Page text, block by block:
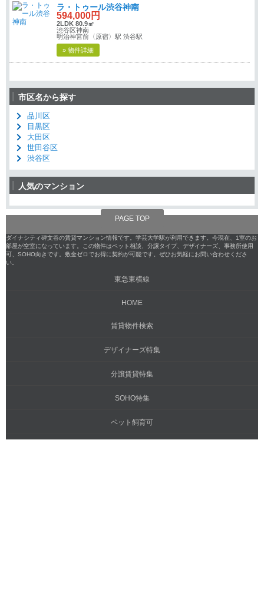
ラ・トゥール渋谷神南
594,000円
2LDK 80.9㎡
渋谷区神南
明治神宮前〈原宿〉駅 渋谷駅
» 物件詳細
市区名から探す
品川区
目黒区
大田区
世田谷区
渋谷区
人気のマンション
PAGE TOP
ダイナシティ碑文谷の賃貸マンション情報です。学芸大学駅が利用できます。今現在、1室のお
部屋が空室になっています。この物件はペット相談、分譲タイプ、デザイナーズ、事務所使用
可、SOHO向きです。敷金ゼロでお得に契約が可能です。ぜひお気軽にお問い合わせくださ
い。
東急東横線
HOME
賃貸物件検索
デザイナーズ特集
分譲賃貸特集
SOHO特集
ペット飼育可